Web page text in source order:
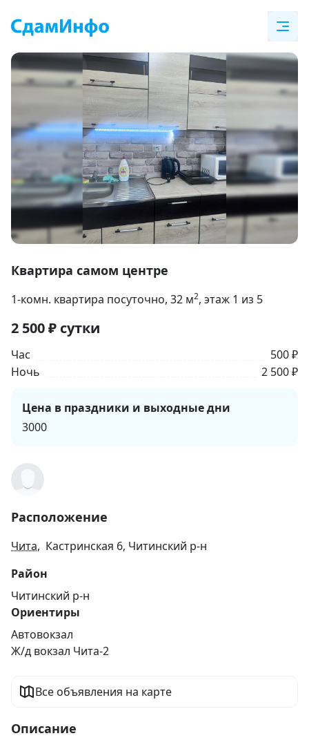
1
6
Квартира самом центре
1-комн. квартира посуточно, 32 м2, этаж 1 из 5
2 500₽ сутки
Час
500 ₽
Ночь
2 500 ₽
Цена в праздники и выходные дни
3000
Расположение
Чита, Кастринская 6, Читинский р-н
Район
Читинский р-н
Ориентиры
Автовокзал
Ж/д вокзал Чита-2
Все объявления на карте
Описание